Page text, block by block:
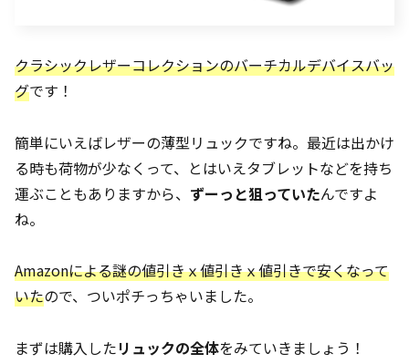
クラシックレザーコレクションのバーチカルデバイスバッ
グです！
簡単にいえばレザーの薄型リュックですね。最近は出かけ
る時も荷物が少なくって、とはいえタブレットなどを持ち
運ぶこともありますから、 ずーっと狙っていたんですよ
ね。
Amazonによる謎の値引きｘ値引きｘ値引きで安くなって
いたので、ついポチっちゃいました。
まずは購入したリュックの全体をみていきましょう！